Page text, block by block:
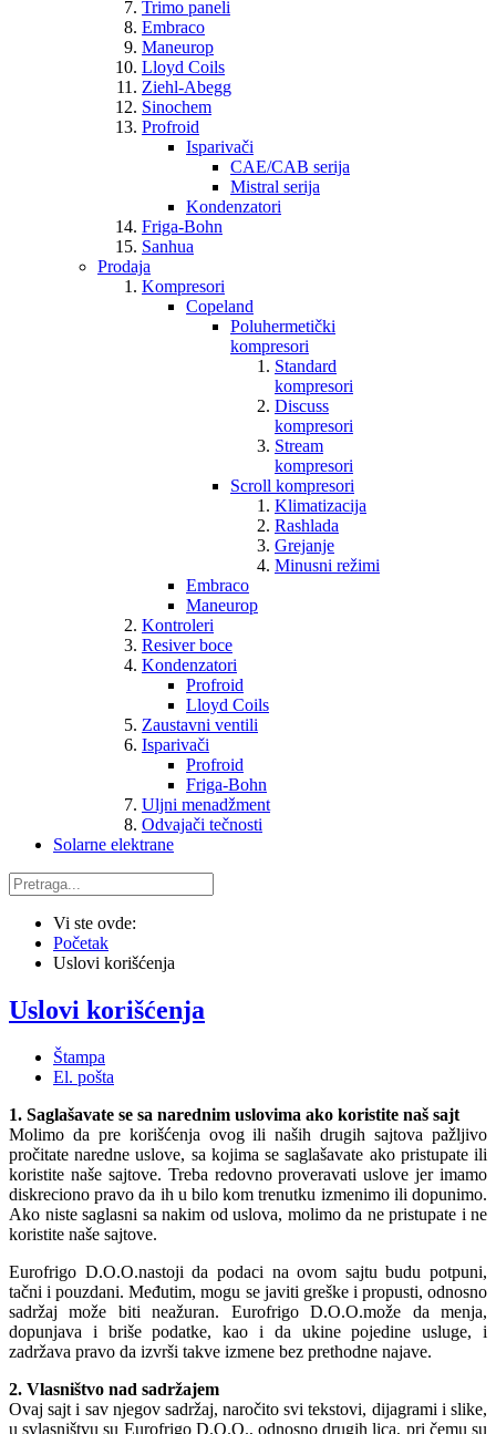
Trimo paneli
Embraco
Maneurop
Lloyd Coils
Ziehl-Abegg
Sinochem
Profroid
Isparivači
CAE/CAB serija
Mistral serija
Kondenzatori
Friga-Bohn
Sanhua
Prodaja
Kompresori
Copeland
Poluhermetički
kompresori
Standard
kompresori
Discuss
kompresori
Stream
kompresori
Scroll kompresori
Klimatizacija
Rashlada
Grejanje
Minusni režimi
Embraco
Maneurop
Kontroleri
Resiver boce
Kondenzatori
Profroid
Lloyd Coils
Zaustavni ventili
Isparivači
Profroid
Friga-Bohn
Uljni menadžment
Odvajači tečnosti
Solarne elektrane
Vi ste ovde:
Početak
Uslovi korišćenja
Uslovi korišćenja
Štampa
El. pošta
1. Saglašavate se sa narednim uslovima ako koristite naš sajt
Molimo da pre korišćenja ovog ili naših drugih sajtova pažljivo
pročitate naredne uslove, sa kojima se saglašavate ako pristupate ili
koristite naše sajtove. Treba redovno proveravati uslove jer imamo
diskreciono pravo da ih u bilo kom trenutku izmenimo ili dopunimo.
Ako niste saglasni sa nakim od uslova, molimo da ne pristupate i ne
koristite naše sajtove.
Eurofrigo D.O.O.nastoji da podaci na ovom sajtu budu potpuni,
tačni i pouzdani. Međutim, mogu se javiti greške i propusti, odnosno
sadržaj može biti neažuran. Eurofrigo D.O.O.može da menja,
dopunjava i briše podatke, kao i da ukine pojedine usluge, i
zadržava pravo da izvrši takve izmene bez prethodne najave.
2. Vlasništvo nad sadržajem
Ovaj sajt i sav njegov sadržaj, naročito svi tekstovi, dijagrami i slike,
u svlasništvu su Eurofrigo D.O.O., odnosno drugih lica, pri čemu su